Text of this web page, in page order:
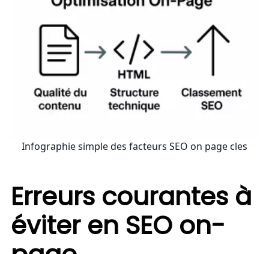
Infographie simple des facteurs SEO on page cles
Erreurs courantes à
éviter en SEO on-